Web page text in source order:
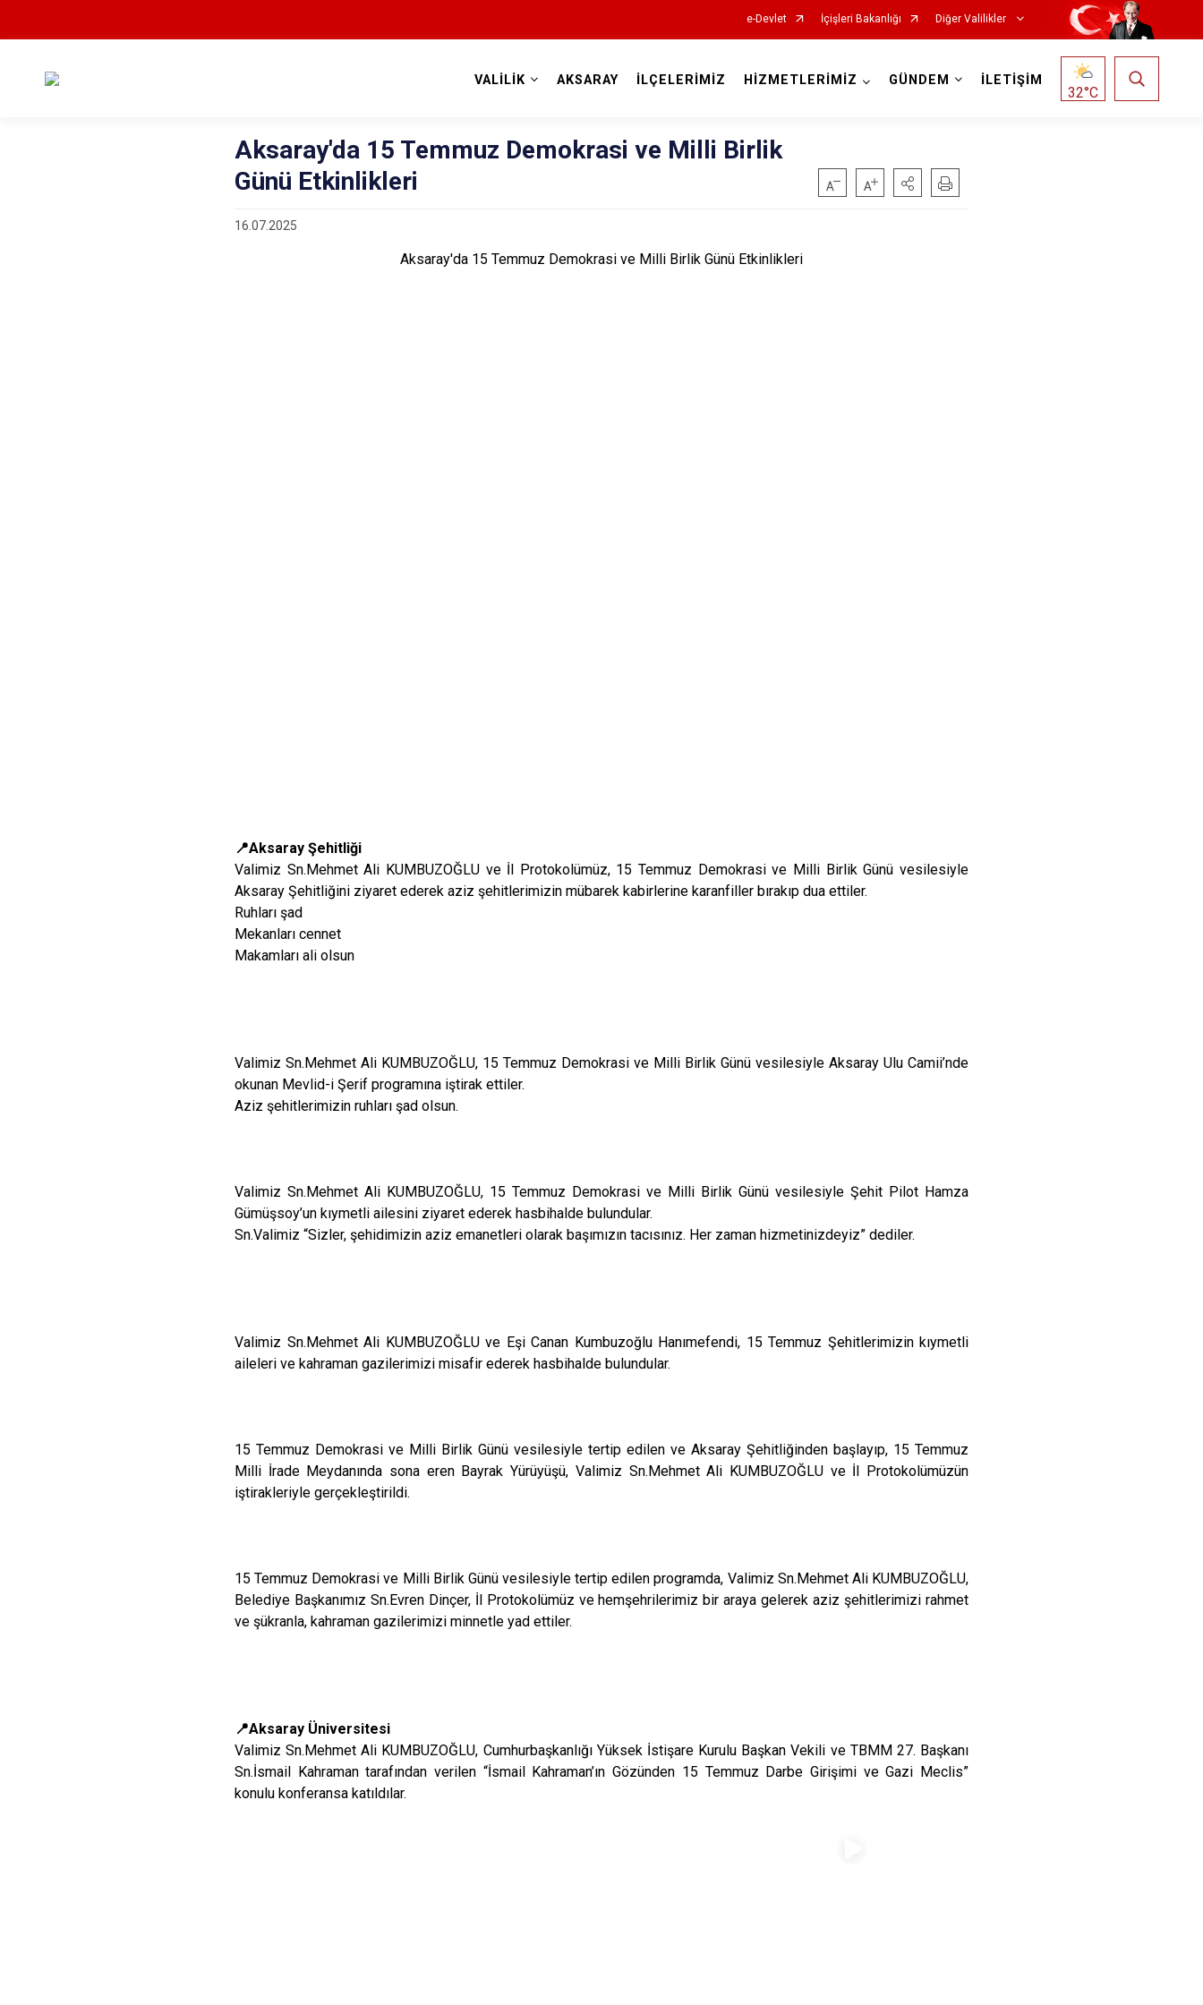
e-Devlet İçişleri Bakanlığı Diğer Valilikler
VALİLİK AKSARAY İLÇELERİMİZ HİZMETLERİMİZ GÜNDEM İLETİŞİM
32°C
Aksaray'da 15 Temmuz Demokrasi ve Milli Birlik
Günü Etkinlikleri
16.07.2025
Aksaray'da 15 Temmuz Demokrasi ve Milli Birlik Günü Etkinlikleri
📍Aksaray Şehitliği
Valimiz Sn.Mehmet Ali KUMBUZOĞLU ve İl Protokolümüz, 15 Temmuz Demokrasi ve Milli Birlik Günü vesilesiyle
Aksaray Şehitliğini ziyaret ederek aziz şehitlerimizin mübarek kabirlerine karanfiller bırakıp dua ettiler.
Ruhları şad
Mekanları cennet
Makamları ali olsun
Valimiz Sn.Mehmet Ali KUMBUZOĞLU, 15 Temmuz Demokrasi ve Milli Birlik Günü vesilesiyle Aksaray Ulu Camii’nde
okunan Mevlid-i Şerif programına iştirak ettiler.
Aziz şehitlerimizin ruhları şad olsun.
Valimiz Sn.Mehmet Ali KUMBUZOĞLU, 15 Temmuz Demokrasi ve Milli Birlik Günü vesilesiyle Şehit Pilot Hamza
Gümüşsoy’un kıymetli ailesini ziyaret ederek hasbihalde bulundular.
Sn.Valimiz “Sizler, şehidimizin aziz emanetleri olarak başımızın tacısınız. Her zaman hizmetinizdeyiz” dediler.
Valimiz Sn.Mehmet Ali KUMBUZOĞLU ve Eşi Canan Kumbuzoğlu Hanımefendi, 15 Temmuz Şehitlerimizin kıymetli
aileleri ve kahraman gazilerimizi misafir ederek hasbihalde bulundular.
15 Temmuz Demokrasi ve Milli Birlik Günü vesilesiyle tertip edilen ve Aksaray Şehitliğinden başlayıp, 15 Temmuz
Milli İrade Meydanında sona eren Bayrak Yürüyüşü, Valimiz Sn.Mehmet Ali KUMBUZOĞLU ve İl Protokolümüzün
iştirakleriyle gerçekleştirildi.
15 Temmuz Demokrasi ve Milli Birlik Günü vesilesiyle tertip edilen programda, Valimiz Sn.Mehmet Ali KUMBUZOĞLU,
Belediye Başkanımız Sn.Evren Dinçer, İl Protokolümüz ve hemşehrilerimiz bir araya gelerek aziz şehitlerimizi rahmet
ve şükranla, kahraman gazilerimizi minnetle yad ettiler.
📍Aksaray Üniversitesi
Valimiz Sn.Mehmet Ali KUMBUZOĞLU, Cumhurbaşkanlığı Yüksek İstişare Kurulu Başkan Vekili ve TBMM 27. Başkanı
Sn.İsmail Kahraman tarafından verilen “İsmail Kahraman’ın Gözünden 15 Temmuz Darbe Girişimi ve Gazi Meclis”
konulu konferansa katıldılar.